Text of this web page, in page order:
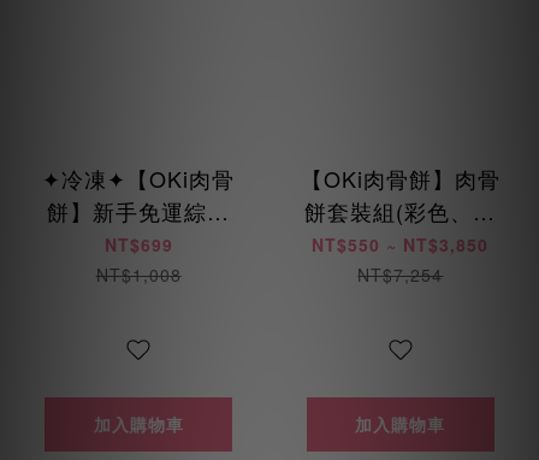
✦冷凍✦【OKi肉骨
餅】新手免運綜合
包(免運優惠每人限
用乙次)
NT$699
NT$1,008
加入購物車
【OKi肉骨餅】肉骨
餅套裝組(彩色、低
脂、低敏、海陸、
美膚鳥)
NT$550 ~ NT$3,850
NT$7,254
加入購物車